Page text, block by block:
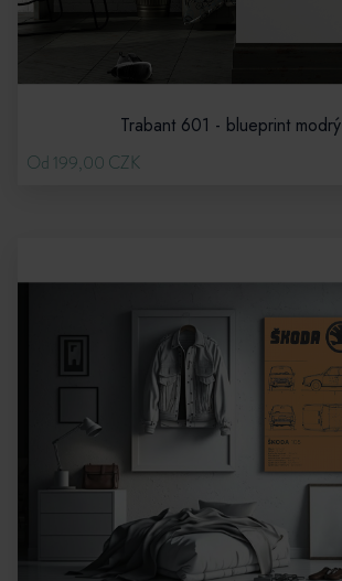
Trabant 601 - blueprint modrý
Od 199,00 CZK